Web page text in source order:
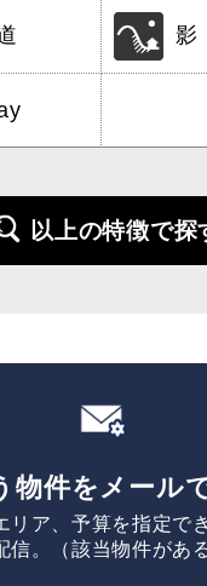
影
以上の特徴で探
物件をメール
リア、予算を指定で
信。（該当物件があ